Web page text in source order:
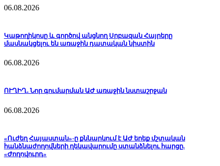
06.08.2026
Կաթողիկոսը և գործով անցնող Սրբազան Հայրերը
մասնակցելու են առաջին դատական նիստին
06.08.2026
ՈՒՂԻՂ․ Նոր գումարման ԱԺ առաջին նստաշրջան
06.08.2026
«Ուժեղ Հայաստան»-ը քննարկում է ԱԺ երեք մշտական
հանձնաժողովների ղեկավարումը ստանձնելու հարցը.
«Ժողովուրդ»